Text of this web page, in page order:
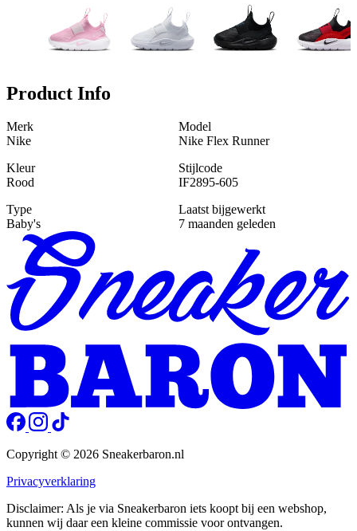
Product Info
Merk
Nike
Model
Nike Flex Runner
Kleur
Rood
Stijlcode
IF2895-605
Type
Baby's
Laatst bijgewerkt
7 maanden geleden
Copyright © 2026 Sneakerbaron.nl
Privacyverklaring
Disclaimer: Als je via Sneakerbaron iets koopt bij een webshop,
kunnen wij daar een kleine commissie voor ontvangen.